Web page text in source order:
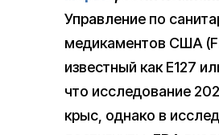
Управление по
медикаментов США
известный как E127
что исследование
крыс, однако в